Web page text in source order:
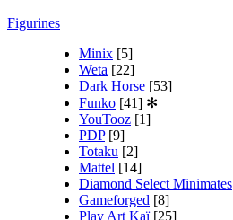
Figurines
Minix [5]
Weta [22]
Dark Horse [53]
Funko [41] ✻
YouTooz [1]
PDP [9]
Totaku [2]
Mattel [14]
Diamond Select Minimates
Gameforged [8]
Play Art Kaï [25]